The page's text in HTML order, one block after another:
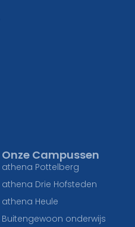
Onze Campussen
athena Pottelberg
athena Drie Hofsteden
athena Heule
Buitengewoon onderwijs